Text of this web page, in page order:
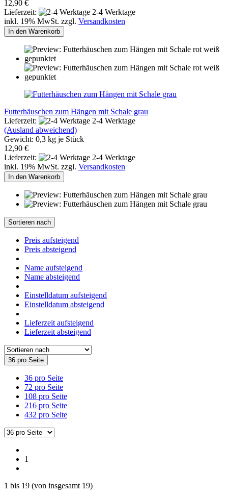
12,90 €
Lieferzeit:
2-4 Werktage
inkl. 19% MwSt. zzgl. Versandkosten
In den Warenkorb
Futterhäuschen zum Hängen mit Schale grau
Lieferzeit:
2-4 Werktage
(Ausland abweichend)
Gewicht: 0,3 kg je Stück
12,90 €
Lieferzeit:
2-4 Werktage
inkl. 19% MwSt. zzgl. Versandkosten
In den Warenkorb
Sortieren nach
Preis aufsteigend
Preis absteigend
Name aufsteigend
Name absteigend
Einstelldatum aufsteigend
Einstelldatum absteigend
Lieferzeit aufsteigend
Lieferzeit absteigend
36 pro Seite
36 pro Seite
72 pro Seite
108 pro Seite
216 pro Seite
432 pro Seite
1
1 bis 19 (von insgesamt 19)